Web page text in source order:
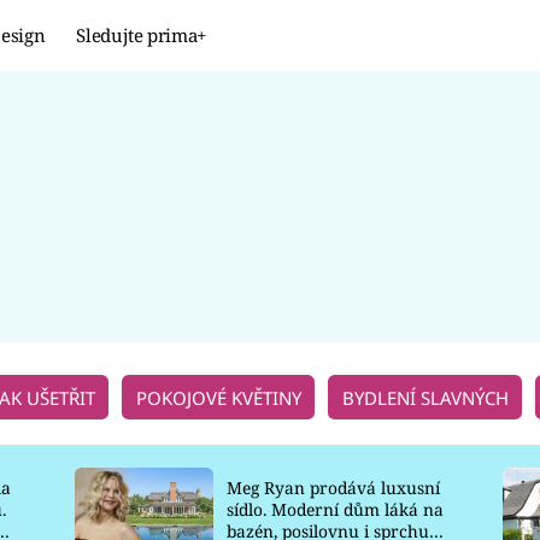
Sledujte prima+
UŠETŘIT POKOJOVÉ KVĚTINY BYDLENÍ SLAVNÝCH
Meg Ryan prodává luxusní
sídlo. Moderní dům láká na
bazén, posilovnu i sprchu